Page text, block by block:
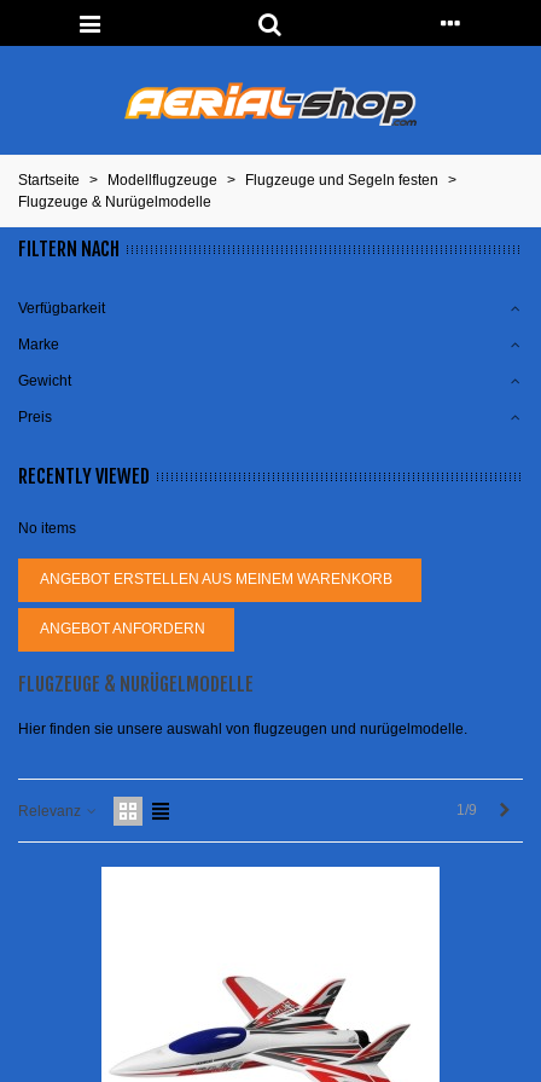
Startseite > Modellflugzeuge > Flugzeuge und Segeln festen
>
Flugzeuge & Nurügelmodelle
FILTERN NACH
Verfügbarkeit
Marke
Gewicht
Preis
RECENTLY VIEWED
No items
ANGEBOT ERSTELLEN AUS MEINEM WARENKORB
ANGEBOT ANFORDERN
FLUGZEUGE & NURÜGELMODELLE
Hier finden sie unsere auswahl von flugzeugen und nurügelmodelle.
Relevanz 1/9